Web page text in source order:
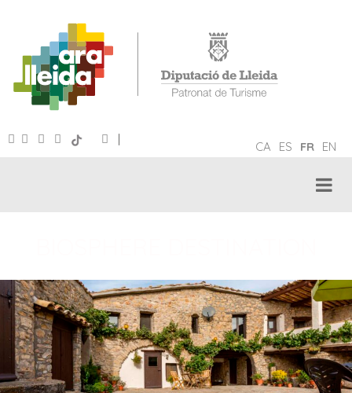
CA ES FR EN
|